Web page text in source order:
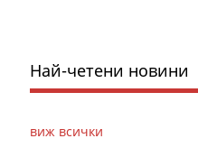
Най-четени новини
виж всички